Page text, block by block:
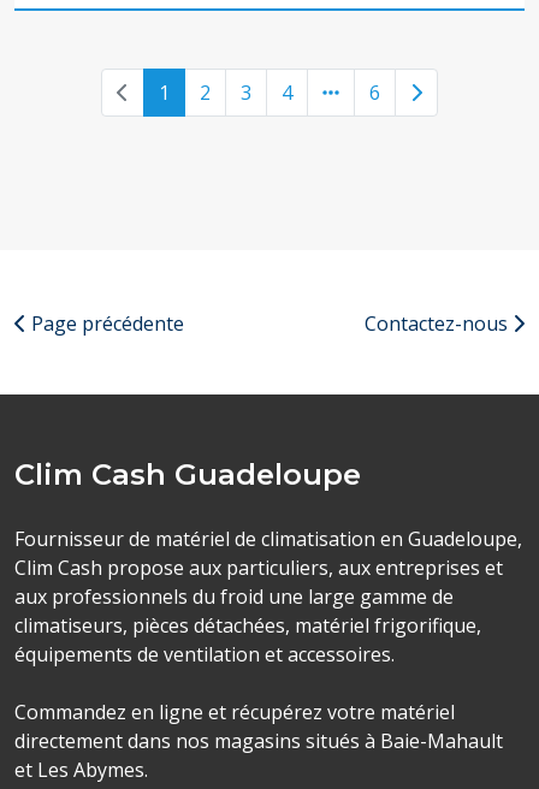
Previous page
1 2 3 4 6 Next page
Page précédente Contactez-nous
Clim Cash Guadeloupe
Fournisseur de matériel de climatisation en Guadeloupe,
Clim Cash propose aux particuliers, aux entreprises et
aux professionnels du froid une large gamme de
climatiseurs, pièces détachées, matériel frigorifique,
équipements de ventilation et accessoires.
Commandez en ligne et récupérez votre matériel
directement dans nos magasins situés à Baie-Mahault
et Les Abymes.